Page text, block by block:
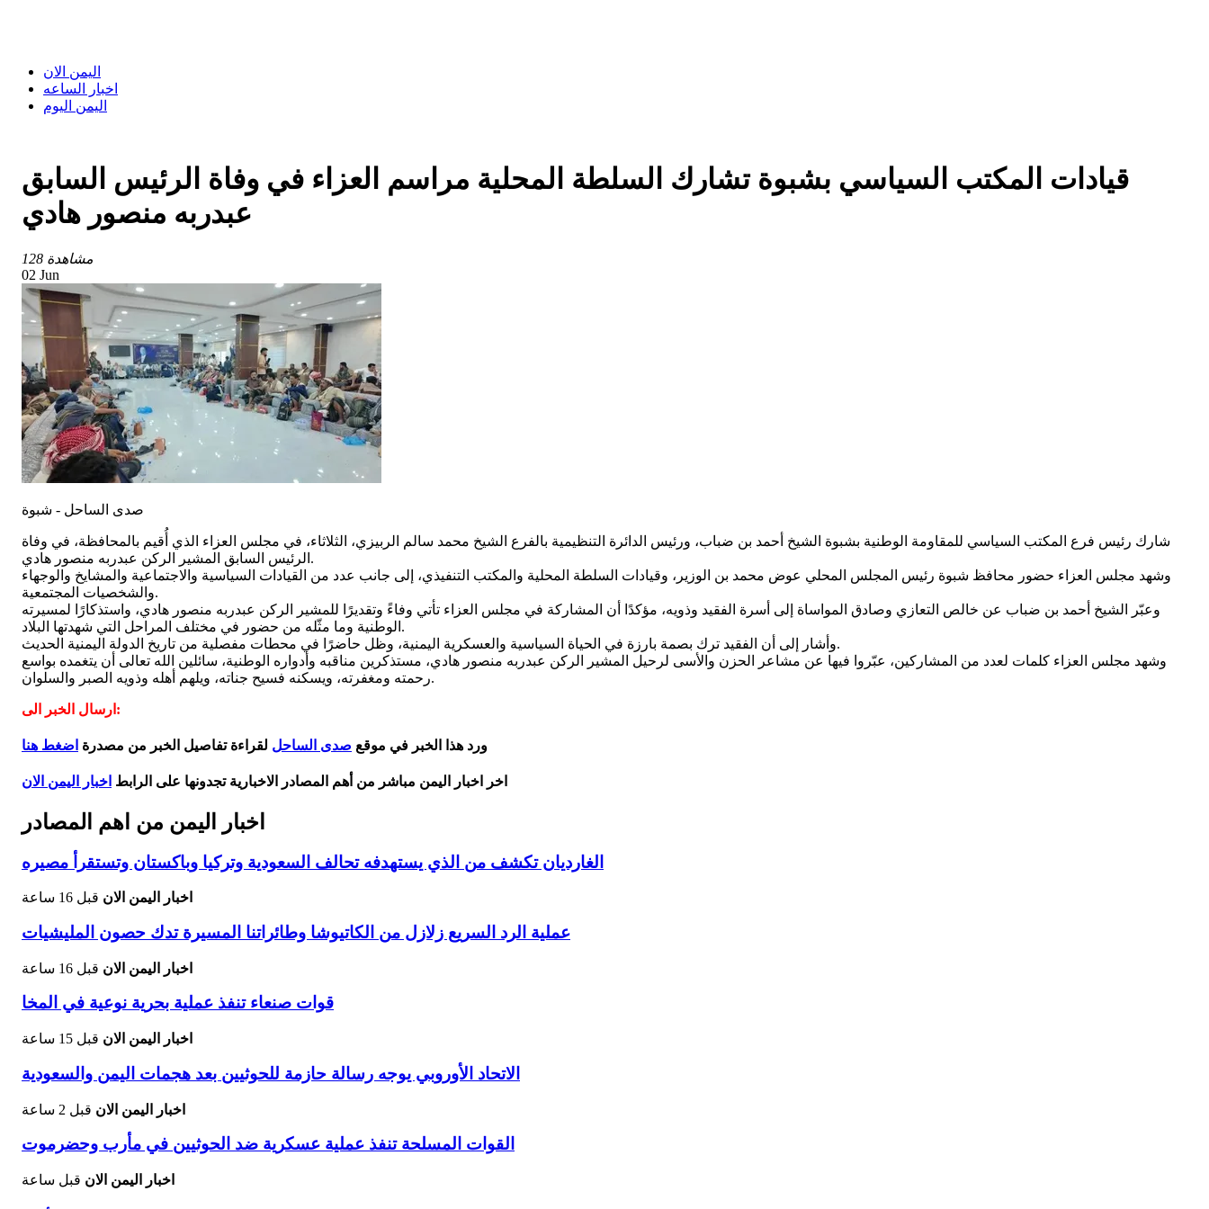
اليمن الان
اخبار الساعه
اليمن اليوم
قيادات المكتب السياسي بشبوة تشارك السلطة المحلية مراسم العزاء في وفاة الرئيس السابق
عبدربه منصور هادي
128 مشاهدة
02 Jun
صدى الساحل - شبوة
شارك رئيس فرع المكتب السياسي للمقاومة الوطنية بشبوة الشيخ أحمد بن ضباب، ورئيس الدائرة التنظيمية بالفرع الشيخ محمد سالم الربيزي، الثلاثاء، في مجلس العزاء الذي أُقيم بالمحافظة، في وفاة
الرئيس السابق المشير الركن عبدربه منصور هادي.
وشهد مجلس العزاء حضور محافظ شبوة رئيس المجلس المحلي عوض محمد بن الوزير، وقيادات السلطة المحلية والمكتب التنفيذي، إلى جانب عدد من القيادات السياسية والاجتماعية والمشايخ والوجهاء
والشخصيات المجتمعية.
وعبّر الشيخ أحمد بن ضباب عن خالص التعازي وصادق المواساة إلى أسرة الفقيد وذويه، مؤكدًا أن المشاركة في مجلس العزاء تأتي وفاءً وتقديرًا للمشير الركن عبدربه منصور هادي، واستذكارًا لمسيرته
الوطنية وما مثّله من حضور في مختلف المراحل التي شهدتها البلاد.
وأشار إلى أن الفقيد ترك بصمة بارزة في الحياة السياسية والعسكرية اليمنية، وظل حاضرًا في محطات مفصلية من تاريخ الدولة اليمنية الحديث.
وشهد مجلس العزاء كلمات لعدد من المشاركين، عبّروا فيها عن مشاعر الحزن والأسى لرحيل المشير الركن عبدربه منصور هادي، مستذكرين مناقبه وأدواره الوطنية، سائلين الله تعالى أن يتغمده بواسع
رحمته ومغفرته، ويسكنه فسيح جناته، ويلهم أهله وذويه الصبر والسلوان.
ارسال الخبر الى:
ورد هذا الخبر في موقع صدى الساحل لقراءة تفاصيل الخبر من مصدرة اضغط هنا
اخر اخبار اليمن مباشر من أهم المصادر الاخبارية تجدونها على الرابط اخبار اليمن الان
اخبار اليمن من اهم المصادر
الغارديان تكشف من الذي يستهدفه تحالف السعودية وتركيا وباكستان وتستقرأ مصيره
اخبار اليمن الان قبل 16 ساعة
عملية الرد السريع زلازل من الكاتيوشا وطائراتنا المسيرة تدك حصون المليشيات
اخبار اليمن الان قبل 16 ساعة
قوات صنعاء تنفذ عملية بحرية نوعية في المخا
اخبار اليمن الان قبل 15 ساعة
الاتحاد الأوروبي يوجه رسالة حازمة للحوثيين بعد هجمات اليمن والسعودية
اخبار اليمن الان قبل 2 ساعة
القوات المسلحة تنفذ عملية عسكرية ضد الحوثيين في مأرب وحضرموت
اخبار اليمن الان قبل ساعة